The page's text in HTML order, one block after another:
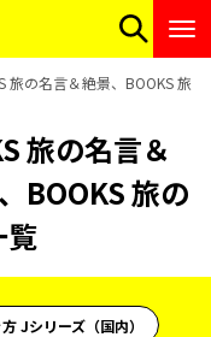
旅の名言＆絶景、BOOKS 旅
旅の名言＆
BOOKS 旅の
覧
Jシリーズ（国内）